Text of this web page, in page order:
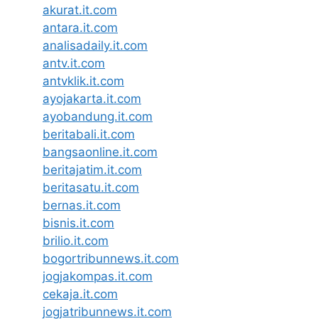
akurat.it.com
antara.it.com
analisadaily.it.com
antv.it.com
antvklik.it.com
ayojakarta.it.com
ayobandung.it.com
beritabali.it.com
bangsaonline.it.com
beritajatim.it.com
beritasatu.it.com
bernas.it.com
bisnis.it.com
brilio.it.com
bogortribunnews.it.com
jogjakompas.it.com
cekaja.it.com
jogjatribunnews.it.com